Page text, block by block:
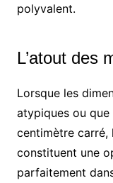
polyvalent.
L’atout des
Lorsque les
atypiques ou
centimètre carré,
constituent une
parfaitement